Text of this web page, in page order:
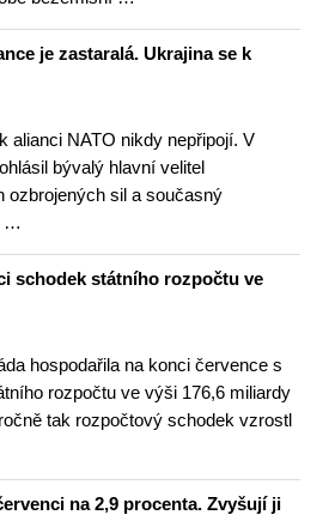
je zastaralá. Ukrajina se k
alianci NATO nikdy nepřipojí. V
bývalý hlavní velitel
ozbrojených sil a současný
…
schodek státního rozpočtu ve
hospodařila na konci července s
rozpočtu ve výši 176,6 miliardy
tak rozpočtový schodek vzrostl
na 2,9 procenta. Zvyšují ji